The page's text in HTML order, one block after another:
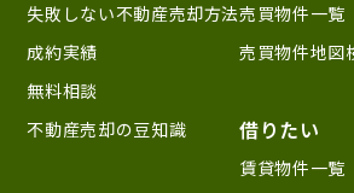
失敗しない不動産売却方法
成約実績
無料相談
不動産売却の豆知識
売買物件一覧
売買物件地図
借りたい
賃貸物件一覧